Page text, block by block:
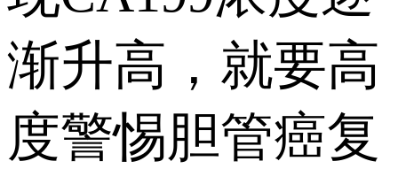
渐升高，就要高
度警惕胆管癌复